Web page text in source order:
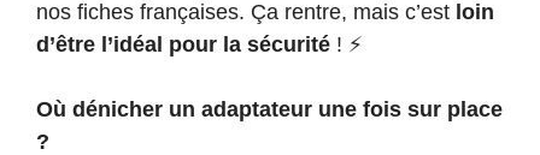
nos fiches françaises. Ça rentre, mais c’est loin
d’être l’idéal pour la sécurité ! ⚡
Où dénicher un adaptateur une fois sur place
?